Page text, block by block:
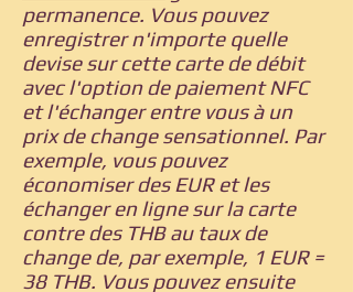
permanence. Vous pouvez
enregistrer n'importe quelle
devise sur cette carte de débit
avec l'option de paiement NFC
et l'échanger entre vous à un
prix de change sensationnel. Par
exemple, vous pouvez
économiser des EUR et les
échanger en ligne sur la carte
contre des THB au taux de
change de, par exemple, 1 EUR =
38 THB. Vous pouvez ensuite